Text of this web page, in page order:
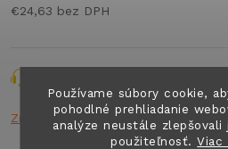
Používame súbory cookie,
pohodlné prehliadanie
analýze neustále
použiteľnosť.Viac
€24,63 bez DPH
Značka: THETF